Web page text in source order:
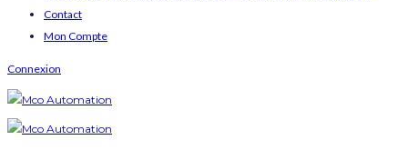
Contact
Mon Compte
Connexion